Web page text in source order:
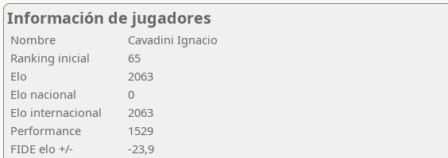
Información de jugadores
Nombre
Cavadini Ignacio
Ranking inicial
65
Elo
2063
Elo nacional
0
Elo internacional
2063
Performance
1529
FIDE elo +/-
-23,9